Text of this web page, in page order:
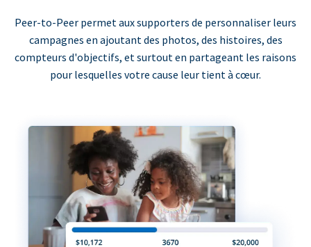
Peer-to-Peer permet aux supporters de personnaliser leurs
campagnes en ajoutant des photos, des histoires, des
compteurs d'objectifs, et surtout en partageant les raisons
pour lesquelles votre cause leur tient à cœur.